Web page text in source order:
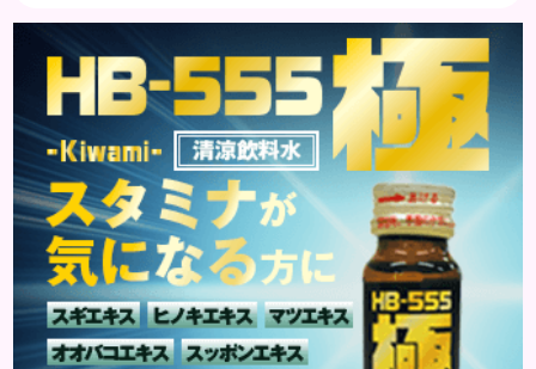
トレス ストレスを多く感じると、交感神経が優位に
働きます。そのため、皮脂の分泌量が増えて炎症が起
きやすくなります。さらに、血行不良になり栄養が行
き届きません。ストレス解消は、頭皮の健康に大切
です。 アトピー性皮膚炎 頭皮が赤い状態は、アトピ
ー皮膚炎の可能...